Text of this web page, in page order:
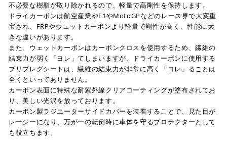
不必要な樹脂が取り除かれるので、軽量で高剛性を保持します。
ドライカーボンは航空産業やF1やMotoGPなどのレース界で大変重
宝され、FRPやウェットカーボンより軽量で剛性が高く、性能に大
きな違いがあります。
また、ウェットカーボンはカーボンクロスを使用するため、繊維の
結束力が弱く「ヨレ」てしまいますが、ドライカーボンに使用する
プリプレグシートは、繊維の結束力が非常に高く「ヨレ」ることは
全くといってありません。
カーボン表面に特殊な耐紫外線クリアコーティングが塗布されてお
り、美しい光沢を放っております。
カーボン製ラジエーターサイドカバーを装着することで、見た目が
レーシーになり、万が一の転倒時に車体を守るプロテクターとして
も役立ちます。